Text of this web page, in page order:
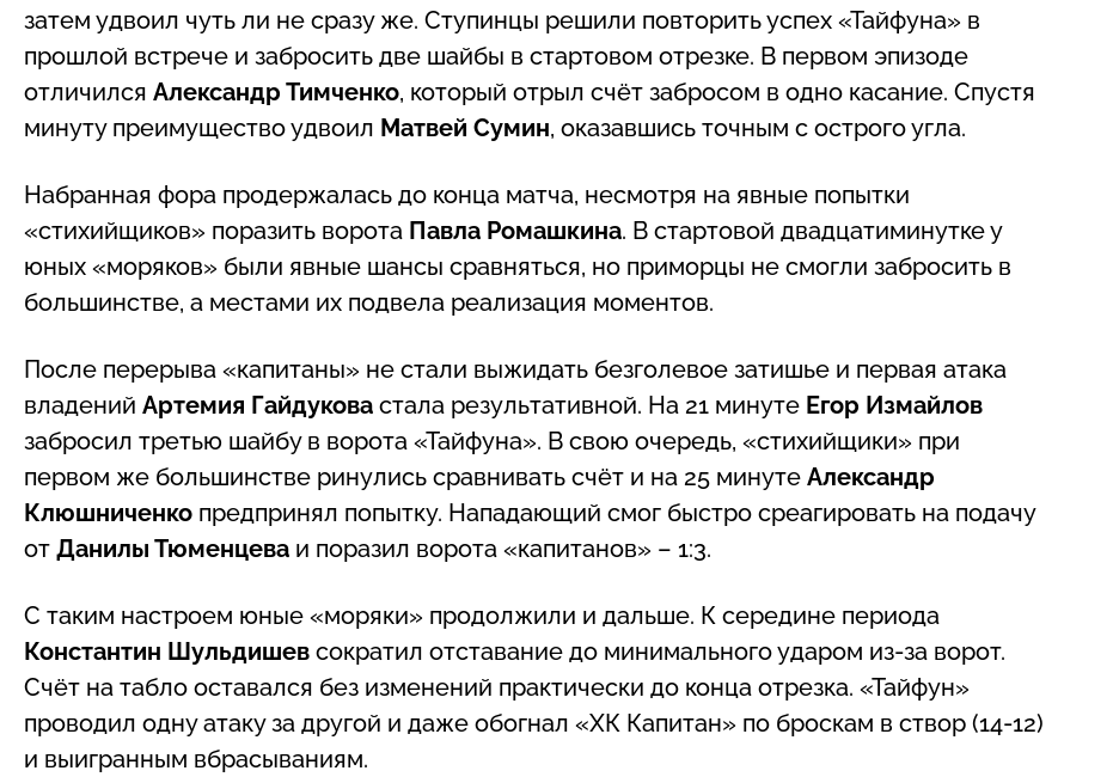
затем удвоил чуть ли не сразу же. Ступинцы решили повторить успех «Тайфуна» в
прошлой встрече и забросить две шайбы в стартовом отрезке. В первом эпизоде
отличился Александр Тимченко, который отрыл счёт забросом в одно касание. Спустя
минуту преимущество удвоил Матвей Сумин, оказавшись точным с острого угла.
Набранная фора продержалась до конца матча, несмотря на явные попытки
«стихийщиков» поразить ворота Павла Ромашкина. В стартовой двадцатиминутке у
юных «моряков» были явные шансы сравняться, но приморцы не смогли забросить в
большинстве, а местами их подвела реализация моментов.
После перерыва «капитаны» не стали выжидать безголевое затишье и первая атака
владений Артемия Гайдукова стала результативной. На 21 минуте Егор Измайлов
забросил третью шайбу в ворота «Тайфуна». В свою очередь, «стихийщики» при
первом же большинстве ринулись сравнивать счёт и на 25 минуте Александр
Клюшниченко предпринял попытку. Нападающий смог быстро среагировать на подачу
от Данилы Тюменцева и поразил ворота «капитанов» – 1:3.
С таким настроем юные «моряки» продолжили и дальше. К середине периода
Константин Шульдишев сократил отставание до минимального ударом из-за ворот.
Счёт на табло оставался без изменений практически до конца отрезка. «Тайфун»
проводил одну атаку за другой и даже обогнал «ХК Капитан» по броскам в створ (14-12)
и выигранным вбрасываниям.